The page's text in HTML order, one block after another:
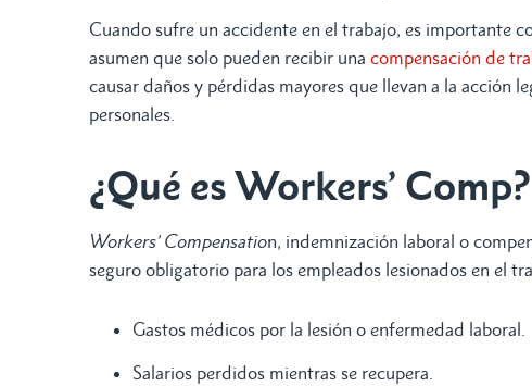
Cuando sufre un accidente en el trabajo, es importante
asumen que solo pueden recibir una compensación de
causar daños y pérdidas mayores que llevan a la acción
personales.
¿Qué es Workers’ Comp?
Workers’ Compensation, indemnización laboral o
seguro obligatorio para los empleados lesionados en el
Gastos médicos por la lesión o enfermedad laboral.
Salarios perdidos mientras se recupera.